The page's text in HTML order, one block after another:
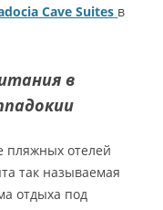
Cave Suites в
в
пляжных отелей
так называемая
отдыха под